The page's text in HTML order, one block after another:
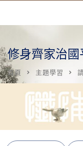
修身齊家治國
首頁 主題學習